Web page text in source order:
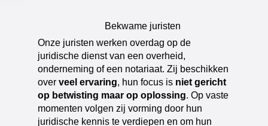
Bekwame juristen
​Onze juristen werken overdag op de
juridische dienst van een overheid,
onderneming of een notariaat. Zij beschikken
over veel ervaring, hun focus is niet gericht
op betwisting maar op oplossing. Op vaste
momenten volgen zij vorming door hun
juridische kennis te verdiepen en om hun